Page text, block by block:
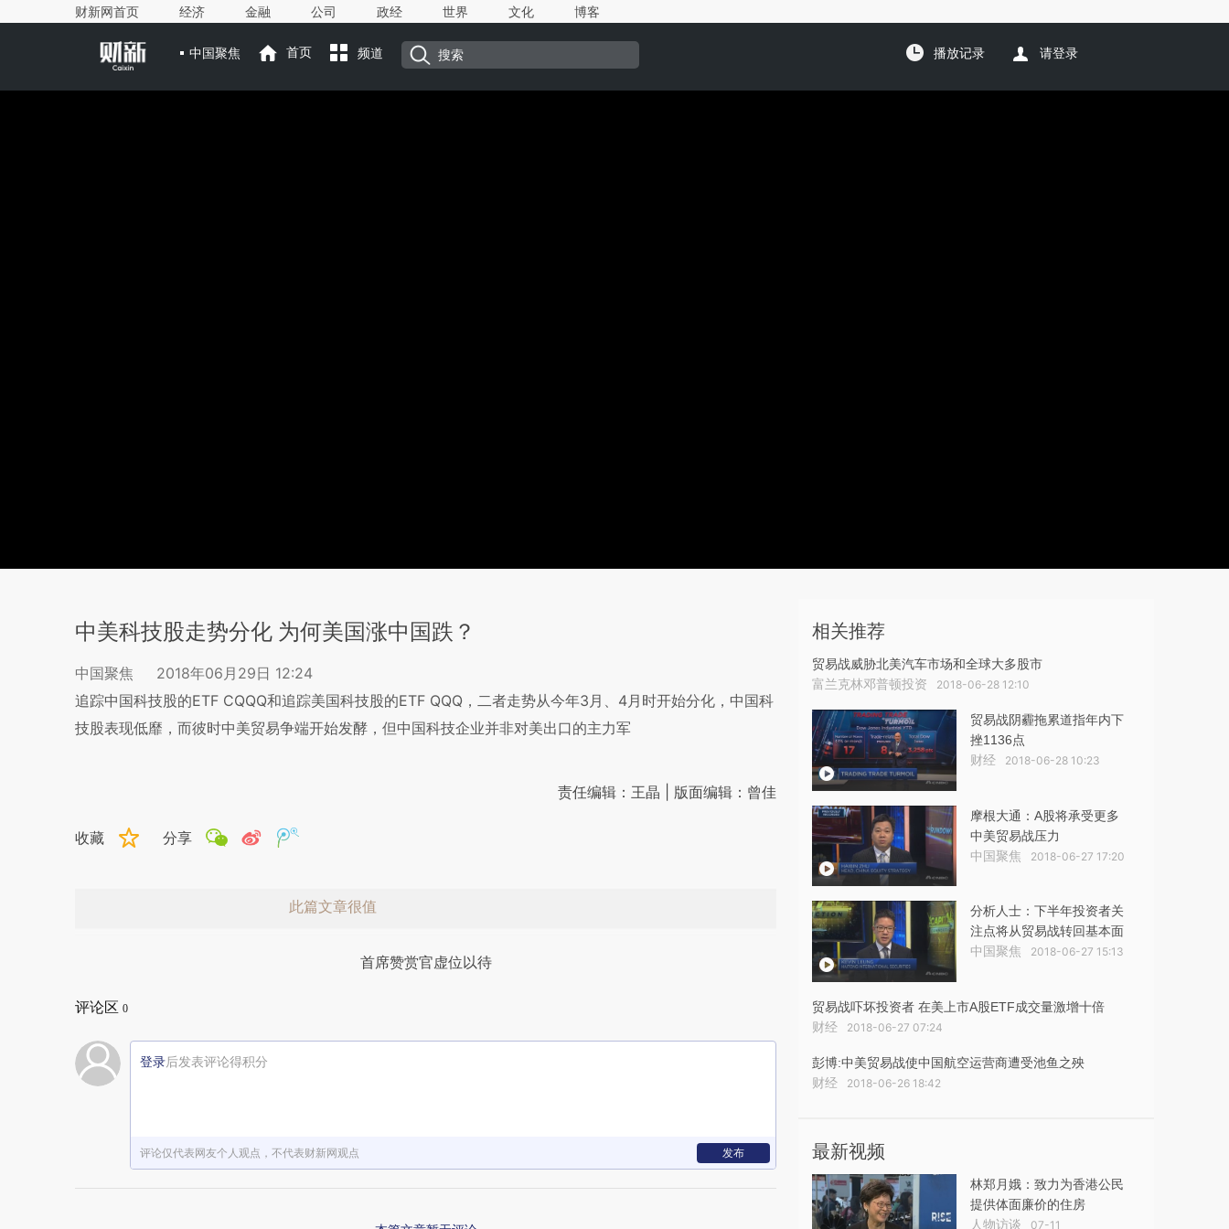
财新网首页 经济 金融 公司 政经 世界 文化 博客
中国聚焦 首页 频道 播放记录 请登录
中美科技股走势分化 为何美国涨中国跌？
中国聚焦
2018年06月29日 12:24
追踪中国科技股的ETF CQQQ和追踪美国科技股的ETF QQQ，二者走势从今年3月、4月时开始分化，中国科
技股表现低靡，而彼时中美贸易争端开始发酵，但中国科技企业并非对美出口的主力军
责任编辑：王晶 | 版面编辑：曾佳
收藏 分享
此篇文章很值
首席赞赏官虚位以待
评论区 0
登录后发表评论得积分
评论仅代表网友个人观点，不代表财新网观点 发布
相关推荐
贸易战威胁北美汽车市场和全球大多股市
富兰克林邓普顿投资 2018-06-28 12:10
贸易战阴霾拖累道指年内下
挫1136点
财经 2018-06-28 10:23
摩根大通：A股将承受更多
中美贸易战压力
中国聚焦 2018-06-27 17:20
分析人士：下半年投资者关
注点将从贸易战转回基本面
中国聚焦 2018-06-27 15:13
贸易战吓坏投资者 在美上市A股ETF成交量激增十倍
财经 2018-06-27 07:24
彭博:中美贸易战使中国航空运营商遭受池鱼之殃
财经 2018-06-26 18:42
最新视频
林郑月娥：致力为香港公民
提供体面廉价的住房
人物访谈 07-11